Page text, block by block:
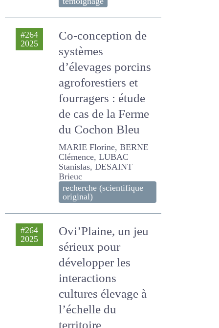
témoignage
Co-conception de
systèmes
d’élevages porcins
agroforestiers et
fourragers : étude
de cas de la Ferme
du Cochon Bleu
MARIE Florine, BERNE
Clémence, LUBAC
Stanislas, DESAINT Brieuc
recherche (scientifique
Ovi’Plaine, un jeu
sérieux pour
développer les
interactions
cultures élevage à